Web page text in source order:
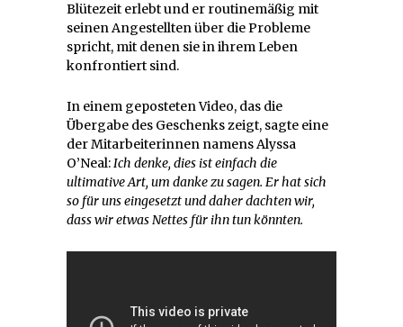
Blütezeit erlebt und er routinemäßig mit
seinen Angestellten über die Probleme
spricht, mit denen sie in ihrem Leben
konfrontiert sind.
In einem geposteten Video, das die
Übergabe des Geschenks zeigt, sagte eine
der Mitarbeiterinnen namens Alyssa
O’Neal:Ich denke, dies ist einfach die
ultimative Art, um danke zu sagen. Er hat sich
so für uns eingesetzt und daher dachten wir,
dass wir etwas Nettes für ihn tun könnten.